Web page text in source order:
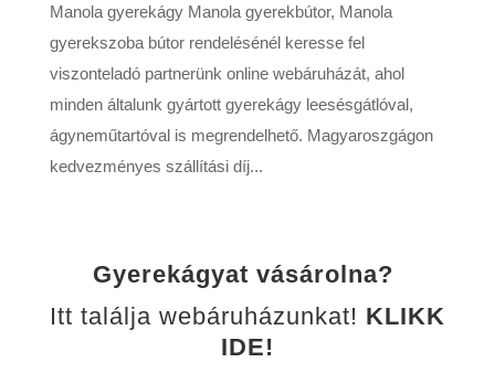
Manola gyerekágy Manola gyerekbútor, Manola
gyerekszoba bútor rendelésénél keresse fel
viszonteladó partnerünk online webáruházát, ahol
minden általunk gyártott gyerekágy leesésgátlóval,
ágyneműtartóval is megrendelhető. Magyaroszgágon
kedvezményes szállítási díj...
Gyerekágyat vásárolna?
Itt találja webáruházunkat! KLIKK
IDE!